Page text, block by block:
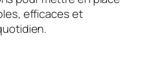
efficaces et